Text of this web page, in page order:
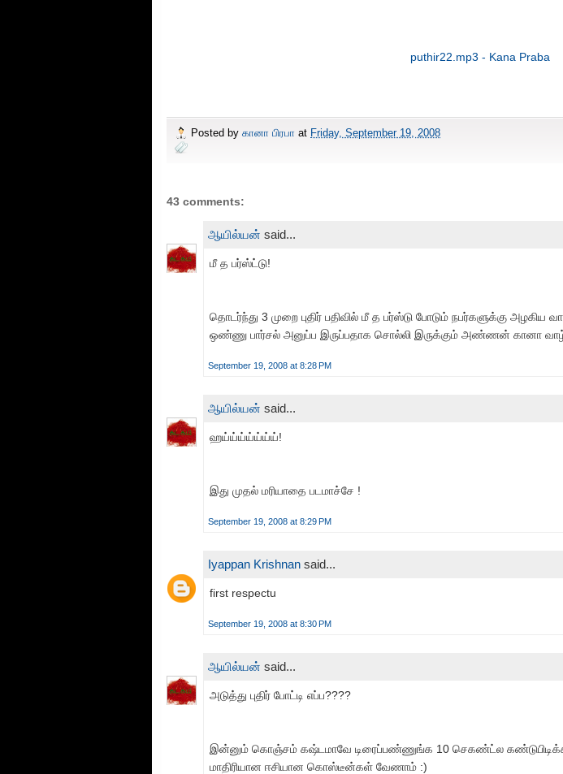
puthir22.mp3 - Kana Praba
Posted by கானா பிரபா at Friday, September 19, 2008
43 comments:
ஆயில்யன் said...
மீ த பர்ஸ்ட்டு!
தொடர்ந்து 3 முறை புதிர் பதிவில் மீ த பர்ஸ்டு போடும் நபர்களுக்கு அழகிய
ஒண்ணு பார்சல் அனுப்ப இருப்பதாக சொல்லி இருக்கும் அண்ணன் கானா
September 19, 2008 at 8:28 PM
ஆயில்யன் said...
ஹய்ய்ய்ய்ய்ய்ய்!
இது முதல் மரியாதை படமாச்சே !
September 19, 2008 at 8:29 PM
Iyappan Krishnan said...
first respectu
September 19, 2008 at 8:30 PM
ஆயில்யன் said...
அடுத்து புதிர் போட்டி எப்ப????
இன்னும் கொஞ்சம் கஷ்டமாவே டிரைப்பண்ணுங்க 10 செகண்ட்ல
மாதிரியான ஈசியான கொஸ்டீன்கள் வேணாம் :)